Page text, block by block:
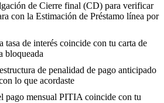
de Cierre final (CD) para verificar
con la Estimación de Préstamo línea por
tasa de interés coincide con tu carta de
bloqueada
de penalidad de pago anticipado
lo que acordaste
pago mensual PITIA coincide con tu